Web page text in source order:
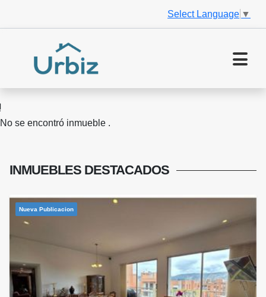
Select Language ▼
No se encontró inmueble .
INMUEBLES DESTACADOS
Nueva Publicacion